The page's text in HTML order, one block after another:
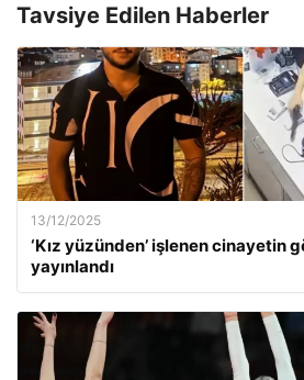
Tavsiye Edilen Haberler
13/12/2025
‘Kız yüzünden’ işlenen cinayetin
yayınlandı